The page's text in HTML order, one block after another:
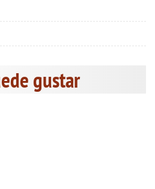
gustar